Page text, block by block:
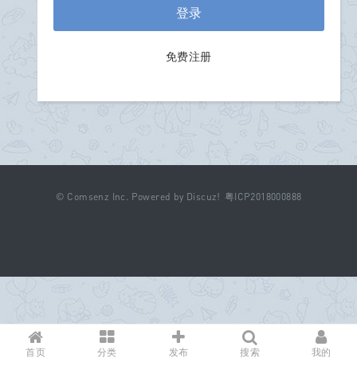
登录
免费注册
首页 分类 发布 搜索 我的
© Comsenz Inc. Powered by Discuz! 粤ICP2018000888